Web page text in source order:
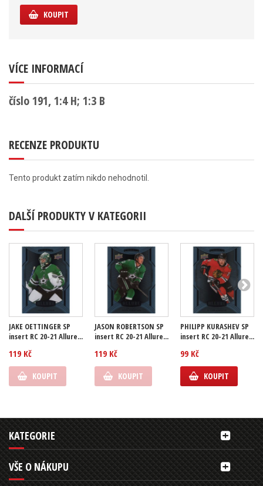
KOUPIT
VÍCE INFORMACÍ
číslo 191, 1:4 H; 1:3 B
RECENZE PRODUKTU
Tento produkt zatím nikdo nehodnotil.
DALŠÍ PRODUKTY V KATEGORII
JAKE OETTINGER SP
insert RC 20-21 Allure...
119 Kč
KOUPIT
JASON ROBERTSON SP
insert RC 20-21 Allure...
119 Kč
KOUPIT
PHILIPP KURASHEV SP
insert RC 20-21 Allure...
99 Kč
KOUPIT
KATEGORIE
VŠE O NÁKUPU